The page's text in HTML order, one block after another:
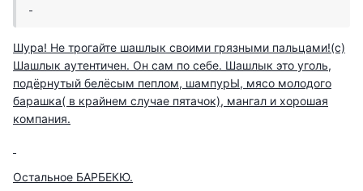
Шура! Не трогайте шашлык своими грязными пальцами!(с)
Шашлык аутентичен. Он сам по себе. Шашлык это уголь,
подёрнутый белёсым пеплом, шампурЫ, мясо молодого
барашка( в крайнем случае пятачок), мангал и хорошая
компания.
Остальное БАРБЕКЮ.